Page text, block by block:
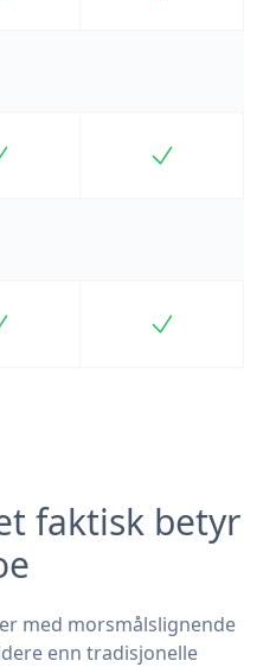
Included Included
Included Included
faktisk betyr
med morsmålslignende
enn tradisjonelle